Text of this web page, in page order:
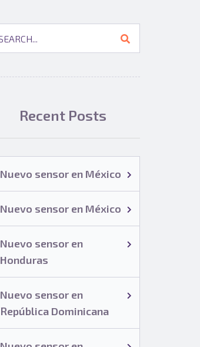
Recent Posts
Nuevo sensor en México
Nuevo sensor en México
Nuevo sensor en
Honduras
Nuevo sensor en
República Dominicana